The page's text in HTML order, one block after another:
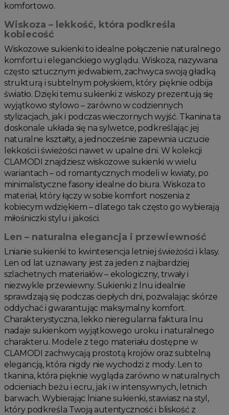
komfortowo.
Wiskoza – lekkość, która podkreśla
kobiecość
Wiskozowe sukienki to idealne połączenie naturalnego
komfortu i eleganckiego wyglądu. Wiskoza, nazywana
często sztucznym jedwabiem, zachwyca swoją gładką
strukturą i subtelnym połyskiem, który pięknie odbija
światło. Dzięki temu sukienki z wiskozy prezentują się
wyjątkowo stylowo – zarówno w codziennych
stylizacjach, jak i podczas wieczornych wyjść. Tkanina ta
doskonale układa się na sylwetce, podkreślając jej
naturalne kształty, a jednocześnie zapewnia uczucie
lekkości i świeżości nawet w upalne dni. W kolekcji
CLAMODI znajdziesz wiskozowe sukienki w wielu
wariantach – od romantycznych modeli w kwiaty, po
minimalistyczne fasony idealne do biura. Wiskoza to
materiał, który łączy w sobie komfort noszenia z
kobiecym wdziękiem – dlatego tak często go wybierają
miłośniczki stylu i jakości.
Len – naturalna elegancja i przewiewność
Lnianie sukienki to kwintesencja letniej świeżości i klasy.
Len od lat uznawany jest za jeden z najbardziej
szlachetnych materiałów – ekologiczny, trwały i
niezwykle przewiewny. Sukienki z lnu idealnie
sprawdzają się podczas ciepłych dni, pozwalając skórze
oddychać i gwarantując maksymalny komfort.
Charakterystyczna, lekko nieregularna faktura lnu
nadaje sukienkom wyjątkowego uroku i naturalnego
charakteru. Modele z tego materiału dostępne w
CLAMODI zachwycają prostotą krojów oraz subtelną
elegancją, która nigdy nie wychodzi z mody. Len to
tkanina, która pięknie wygląda zarówno w naturalnych
odcieniach beżu i ecru, jak i w intensywnych, letnich
barwach. Wybierając lniane sukienki, stawiasz na styl,
który podkreśla Twoją autentyczność i bliskość z